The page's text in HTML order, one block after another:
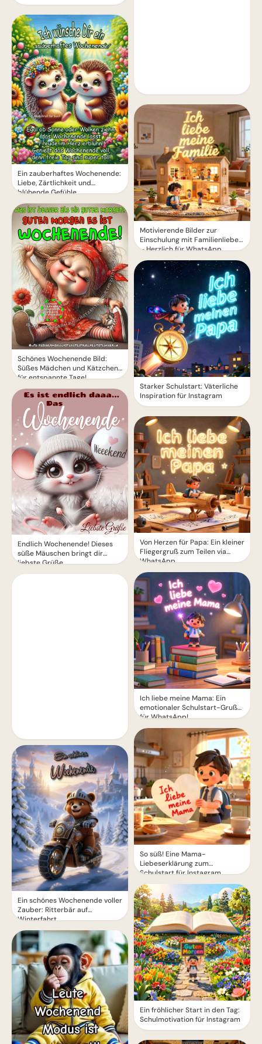
Ein zauberhaftes Wochenende:
Liebe, Zärtlichkeit und
blühende Gefühle
Schönes Wochenende Bild:
Süßes Mädchen und Kätzchen
für entspannte Tage!
Endlich Wochenende! Dieses
süße Mäuschen bringt dir
liebste Grüße.
Ein schönes Wochenende voller
Zauber: Ritterbär auf
Winterfahrt
Motivierende Bilder zur
Einschulung mit Familienliebe
– Herzlich für WhatsApp
Starker Schulstart: Väterliche
Inspiration für Instagram
Von Herzen für Papa: Ein kleiner
Fliegergruß zum Teilen via
WhatsApp
Ich liebe meine Mama: Ein
emotionaler Schulstart-Gruß
für WhatsApp!
So süß! Eine Mama-
Liebeserklärung zum
Schulstart für Instagram
Ein fröhlicher Start in den Tag:
Schulmotivation für Instagram